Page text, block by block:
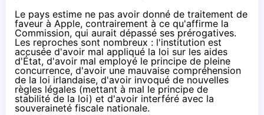
Le pays estime ne pas avoir donné de traitement de
faveur à Apple, contrairement à ce qu'affirme la
Commission, qui aurait dépassé ses prérogatives.
Les reproches sont nombreux : l'institution est
accusée d'avoir mal appliqué la loi sur les aides
d'État, d'avoir mal employé le principe de pleine
concurrence, d'avoir une mauvaise compréhension
de la loi irlandaise, d'avoir invoqué de nouvelles
règles légales (mettant à mal le principe de
stabilité de la loi) et d'avoir interféré avec la
souveraineté fiscale nationale.